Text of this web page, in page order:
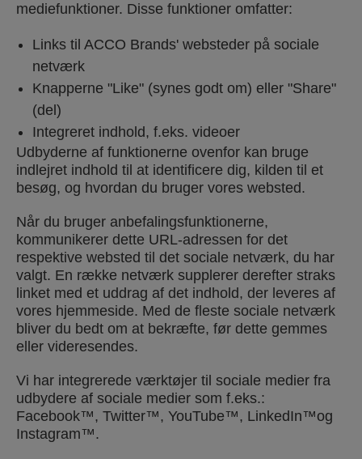
mediefunktioner. Disse funktioner omfatter:
Links til ACCO Brands' websteder på sociale
netværk
Knapperne "Like" (synes godt om) eller "Share"
(del)
Integreret indhold, f.eks. videoer
Udbyderne af funktionerne ovenfor kan bruge
indlejret indhold til at identificere dig, kilden til et
besøg, og hvordan du bruger vores websted.
Når du bruger anbefalingsfunktionerne,
kommunikerer dette URL-adressen for det
respektive websted til det sociale netværk, du har
valgt. En række netværk supplerer derefter straks
linket med et uddrag af det indhold, der leveres af
vores hjemmeside. Med de fleste sociale netværk
bliver du bedt om at bekræfte, før dette gemmes
eller videresendes.
Vi har integrerede værktøjer til sociale medier fra
udbydere af sociale medier som f.eks.:
Facebook™, Twitter™, YouTube™, LinkedIn™og
Instagram™.